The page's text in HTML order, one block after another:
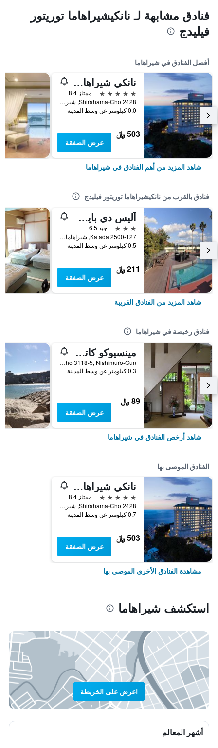
فنادق مشابهة لـ نانكيشيراهاما توريتور
فيليدج
أفضل الفنادق في شيراهاما
نانكي شيراهاما ماريوت هوتل
5 نجوم
ممتاز 8.4
2428 Shirahama-Cho, شيراهاما, اليابان
0.0 كيلومتر عن وسط المدينة
503 ﷼
عرض الصفقة
شاهد المزيد من أهم الفنادق في شيراهاما
فنادق بالقرب من نانكيشيراهاما توريتور فيليدج
آليس دي بايل شيراهاما
3 نجوم
جيد 6.5
2500-127 Katada, شيراهاما, اليابان
0.5 كيلومتر عن وسط المدينة
211 ﷼
عرض الصفقة
شاهد المزيد من الفنادق القريبة
فنادق رخيصة في شيراهاما
مينسيوكو كاتسويا
Shirahama Cho 3118-5, Nishimuro-Gun, شيراهاما, اليابان
0.3 كيلومتر عن وسط المدينة
89 ﷼
عرض الصفقة
شاهد أرخص الفنادق في شيراهاما
الفنادق الموصى بها
نانكي شيراهاما ماريوت هوتل
5 نجوم
ممتاز 8.4
2428 Shirahama-Cho, شيراهاما, اليابان
0.7 كيلومتر عن وسط المدينة
503 ﷼
عرض الصفقة
مشاهدة الفنادق الأخرى الموصى بها
استكشف شيراهاما
اعرض على الخريطة
أشهر المعالم